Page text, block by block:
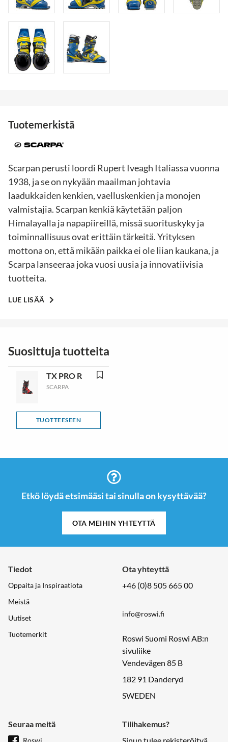
Tuotemerkistä
Scarpan perusti loordi Rupert Iveagh Italiassa vuonna
1938, ja se on nykyään maailman johtavia
laadukkaiden kenkien, vaelluskenkien ja monojen
valmistajia. Scarpan kenkiä käytetään paljon
Himalayalla ja napapiireillä, missä suorituskyky ja
toiminnallisuus ovat erittäin tärkeitä. Yrityksen
mottona on, että mikään paikka ei ole liian kaukana, ja
Scarpa lanseeraa joka vuosi uusia ja innovatiivisia
tuotteita.
LUE LISÄÄ
Suosittuja tuotteita
TX PRO R
SCARPA
TUOTTEESEEN
Etkö löydä etsimääsi tai sinulla on kysyttävää?
OTA MEIHIN YHTEYTTÄ
Tiedot
Oppaita ja Inspiraatiota
Meistä
Uutiset
Tuotemerkit
Ota yhteyttä
+46 (0)8 505 665 00
info@roswi.fi
Roswi Suomi Roswi AB:n
sivuliike
Vendevägen 85 B
182 91 Danderyd
SWEDEN
Seuraa meitä
Roswi
Tilihakemus?